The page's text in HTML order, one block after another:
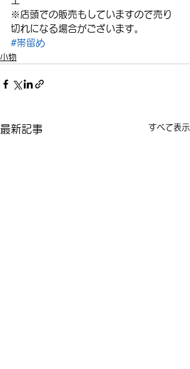
※店頭での販売もしていますので売り
切れになる場合がございます。
#帯留め
小物
最新記事 すべて表示